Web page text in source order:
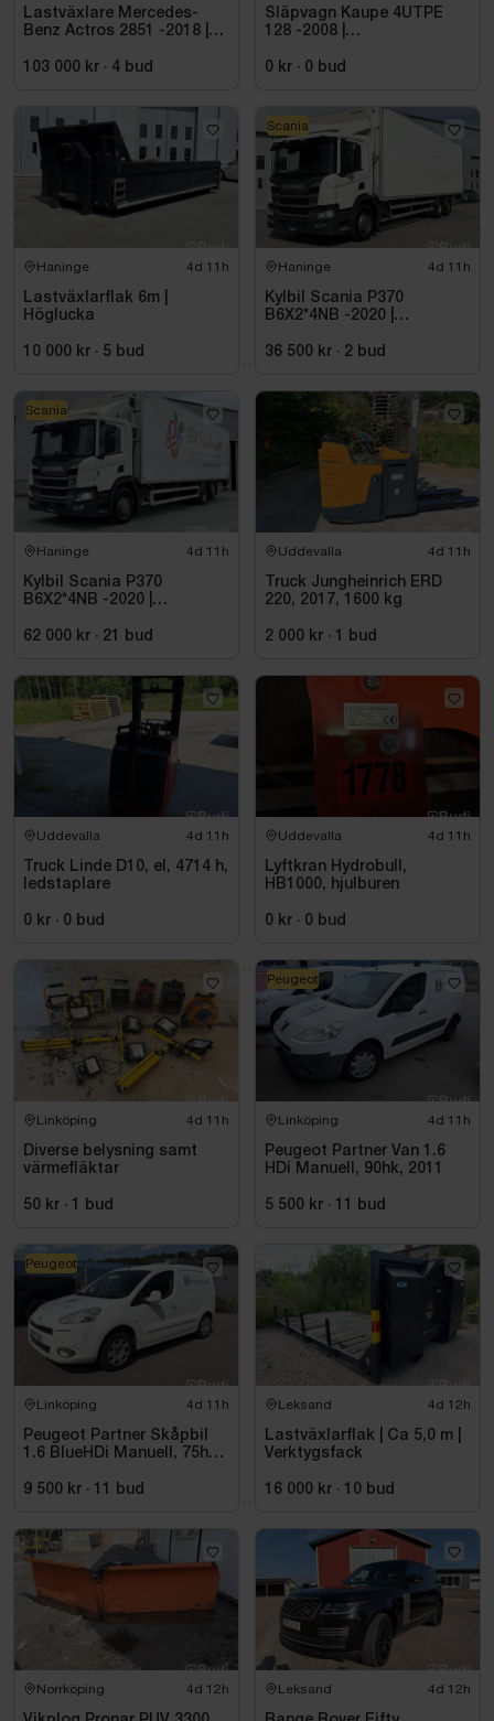
Lastväxlare Mercedes-
Benz Actros 2851 -2018 |
103 000 kr · 4 bud
Släpvagn Kaupe 4UTPE
128 -2008 |
0 kr · 0 bud
Haninge 4d 11h
Lastväxlarflak 6m |
Höglucka
10 000 kr · 5 bud
Haninge 4d 11h
Kylbil Scania P370
B6X2*4NB -2020 |
36 500 kr · 2 bud
Scania
Haninge 4d 11h
Kylbil Scania P370
B6X2*4NB -2020 |
62 000 kr · 21 bud
Scania
Uddevalla 4d 11h
Truck Jungheinrich ERD
220, 2017, 1600 kg
2 000 kr · 1 bud
Uddevalla 4d 11h
Truck Linde D10, el, 4714 h,
ledstaplare
0 kr · 0 bud
Uddevalla 4d 11h
Lyftkran Hydrobull,
HB1000, hjulburen
0 kr · 0 bud
Linköping 4d 11h
Diverse belysning samt
värmefläktar
50 kr · 1 bud
Linköping 4d 11h
Peugeot Partner Van 1.6
HDi Manuell, 90hk, 2011
5 500 kr · 11 bud
Peugeot
Linköping 4d 11h
Peugeot Partner Skåpbil
1.6 BlueHDi Manuell, 75hk,
9 500 kr · 11 bud
Peugeot
Leksand 4d 12h
Lastväxlarflak | Ca 5,0 m |
Verktygsfack
16 000 kr · 10 bud
Norrköping 4d 12h Leksand 4d 12h